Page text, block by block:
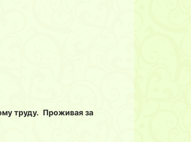
труду. Проживая за